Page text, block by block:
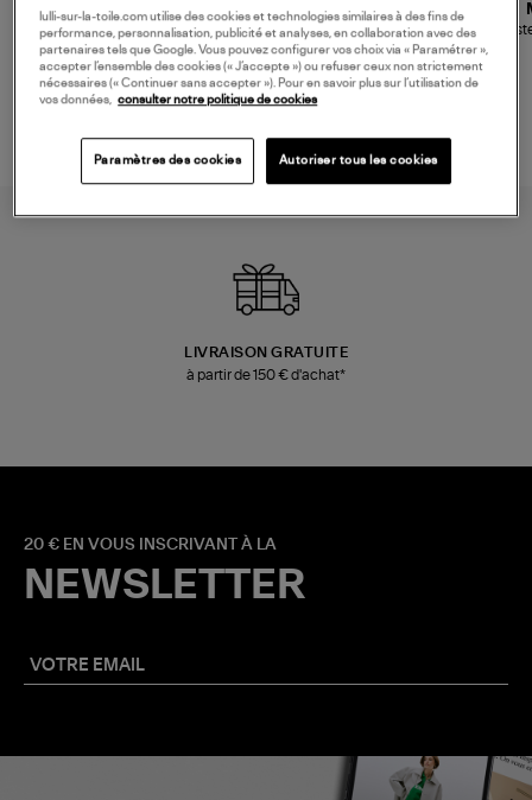
480,00 €
JEROME DREYFUSS
Sac Bobi S Cuir Lamé
Champagne
189,00 €
TORAL
Mocassins Killian Sport
Mousse
LIVRAISON GRATUITE
à partir de 150 € d'achat*
20 € EN VOUS INSCRIVANT À LA
NEWSLETTER
lulli-sur-la-toile.com utilise des cookies et technologies similaires à des fins de
performance, personnalisation, publicité et analyses, en collaboration avec des
partenaires tels que Google. Vous pouvez configurer vos choix via « Paramétrer »,
accepter l’ensemble des cookies (« J’accepte ») ou refuser ceux non strictement
nécessaires (« Continuer sans accepter »). Pour en savoir plus sur l’utilisation de
vos données,
consulter notre politique de cookies
Paramètres des cookies Autoriser tous les cookies